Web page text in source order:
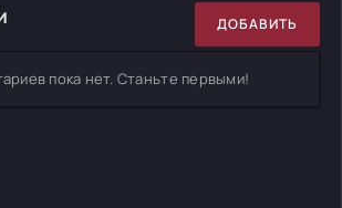
ДОБАВИТЬ
пока нет. Станьте первыми!